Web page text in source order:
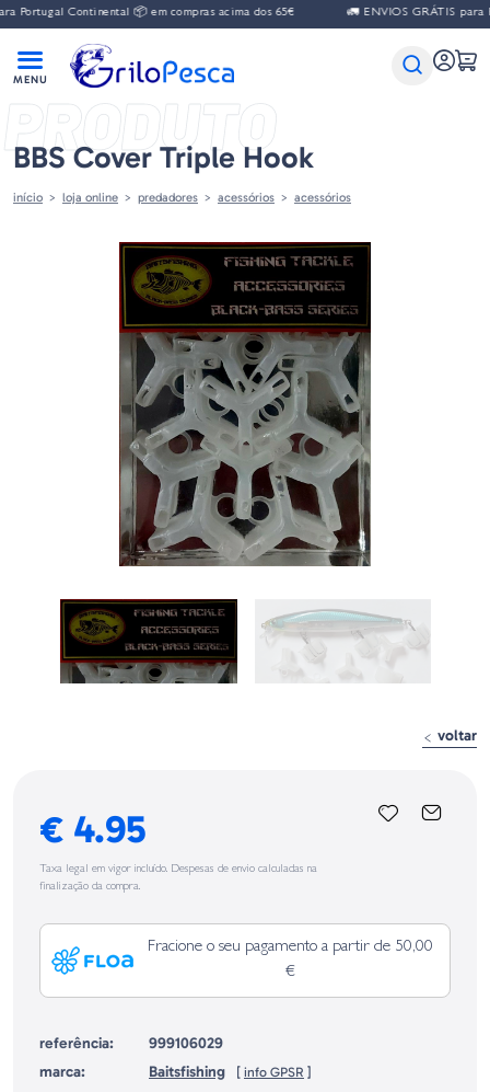
Portugal Continental 📦 em compras acima dos 65€ 🚛 ENVIOS GRÁTIS para
PRODUTO
BBS Cover Triple Hook
início loja online predadores acessórios acessórios
voltar
€ 4.95
Taxa legal em vigor incluído. Despesas de envio calculadas na
finalização da compra.
Fracione o seu pagamento a partir de 50,00
€
referência:
999106029
marca:
Baitsfishing [ info GPSR ]